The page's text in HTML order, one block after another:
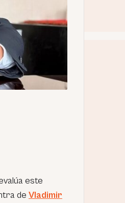
este
de Vladimir